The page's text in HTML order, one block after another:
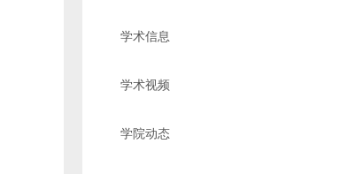
学术信息
学术视频
学院动态